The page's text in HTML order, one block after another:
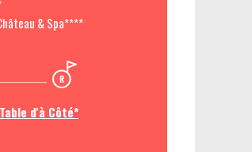
& Spa****
d'à Côté*